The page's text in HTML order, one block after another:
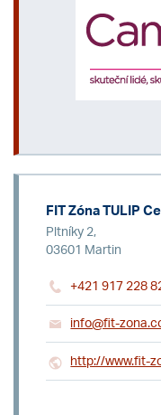
FIT Zóna TULIP
03601 Martin
+421 917 228
info@fit-
http://www.fit-